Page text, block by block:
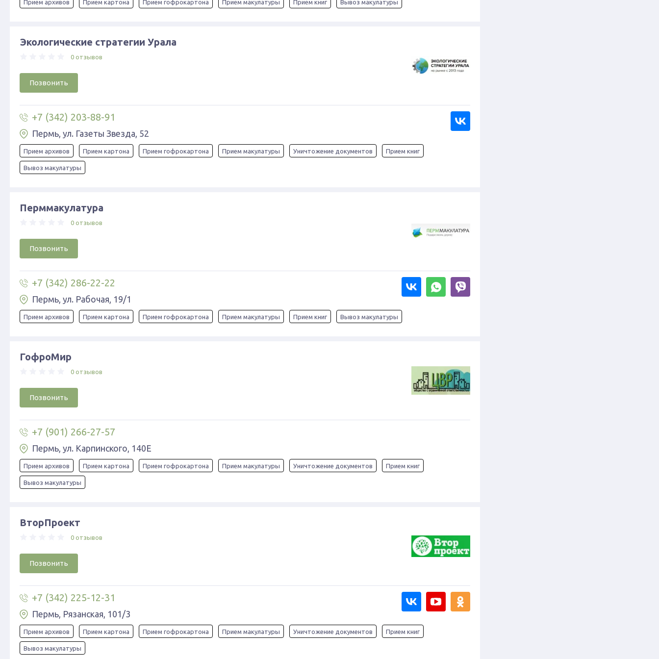
Прием архивов Прием картона Прием гофрокартона Прием макулатуры Прием книг Вывоз макулатуры
Экологические стратегии Урала
0 отзывов
Позвонить
+7 (342) 203-88-91
Пермь, ул. Газеты Звезда, 52
Прием архивов Прием картона Прием гофрокартона Прием макулатуры Уничтожение документов Прием книг
Вывоз макулатуры
Перммакулатура
0 отзывов
Позвонить
+7 (342) 286-22-22
Пермь, ул. Рабочая, 19/1
Прием архивов Прием картона Прием гофрокартона Прием макулатуры Прием книг Вывоз макулатуры
ГофроМир
0 отзывов
Позвонить
+7 (901) 266-27-57
Пермь, ул. Карпинского, 140Е
Прием архивов Прием картона Прием гофрокартона Прием макулатуры Уничтожение документов Прием книг
Вывоз макулатуры
ВторПроект
0 отзывов
Позвонить
+7 (342) 225-12-31
Пермь, Рязанская, 101/3
Прием архивов Прием картона Прием гофрокартона Прием макулатуры Уничтожение документов Прием книг
Вывоз макулатуры